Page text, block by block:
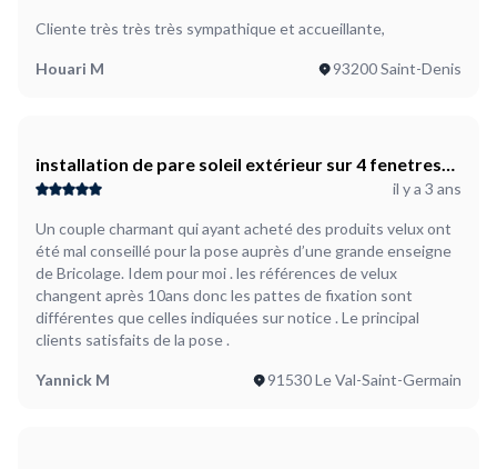
Cliente très très très sympathique et accueillante,
Houari M 93200 Saint-Denis
installation de pare soleil extérieur sur 4 fenetres
velux
il y a 3 ans
Un couple charmant qui ayant acheté des produits velux ont
été mal conseillé pour la pose auprès d’une grande enseigne
de Bricolage. Idem pour moi . les références de velux
changent après 10ans donc les pattes de fixation sont
différentes que celles indiquées sur notice . Le principal
clients satisfaits de la pose .
Yannick M 91530 Le Val-Saint-Germain